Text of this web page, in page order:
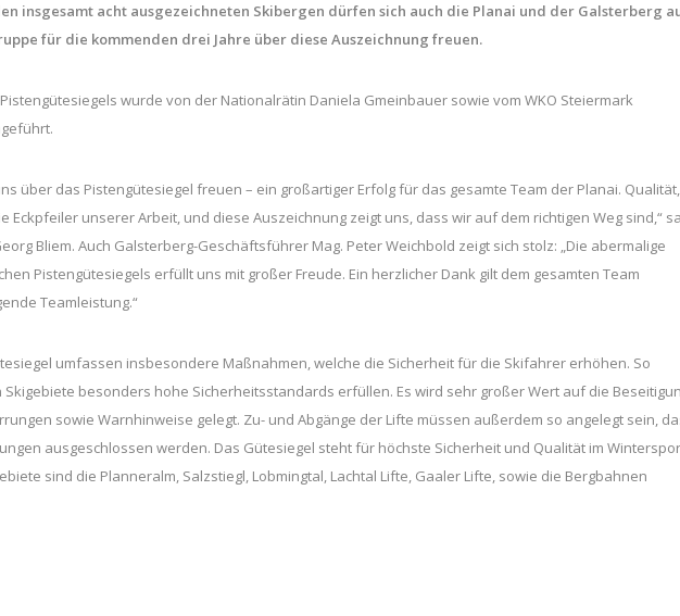
insgesamt acht ausgezeichneten Skibergen dürfen sich auch die Planai und der Galsterberg
für die kommenden drei Jahre über diese Auszeichnung freuen.
wurde von der Nationalrätin Daniela Gmeinbauer sowie vom WKO Steiermark
über das Pistengütesiegel freuen – ein großartiger Erfolg für das gesamte Team der Planai. Qualität,
Eckpfeiler unserer Arbeit, und diese Auszeichnung zeigt uns, dass wir auf dem richtigen Weg sind,“
Bliem. Auch Galsterberg-Geschäftsführer Mag. Peter Weichbold zeigt sich stolz: „Die abermalige
Pistengütesiegels erfüllt uns mit großer Freude. Ein herzlicher Dank gilt dem gesamten Team
Teamleistung.“
umfassen insbesondere Maßnahmen, welche die Sicherheit für die Skifahrer erhöhen. So
besonders hohe Sicherheitsstandards erfüllen. Es wird sehr großer Wert auf die
sowie Warnhinweise gelegt. Zu- und Abgänge der Lifte müssen außerdem so angelegt sein,
ausgeschlossen werden. Das Gütesiegel steht für höchste Sicherheit und Qualität im
sind die Planneralm, Salzstiegl, Lobmingtal, Lachtal Lifte, Gaaler Lifte, sowie die Bergbahnen